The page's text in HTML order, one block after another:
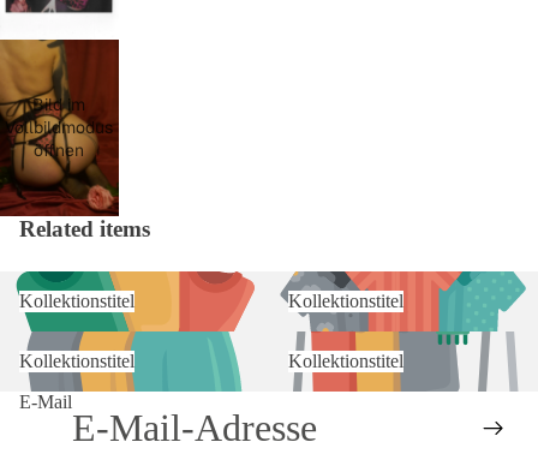
Bild im
Vollbildmodus
öffnen
Related items
Kollektionstitel Kollektionstitel
Kollektionstitel
Kollektionstitel
E-Mail